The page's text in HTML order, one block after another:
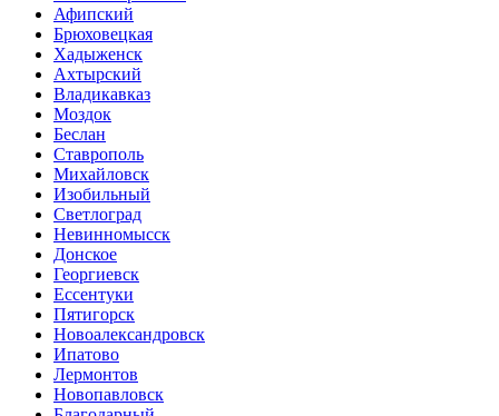
Афипский
Брюховецкая
Хадыженск
Ахтырский
Владикавказ
Моздок
Беслан
Ставрополь
Михайловск
Изобильный
Светлоград
Невинномысск
Донское
Георгиевск
Ессентуки
Пятигорск
Новоалександровск
Ипатово
Лермонтов
Новопавловск